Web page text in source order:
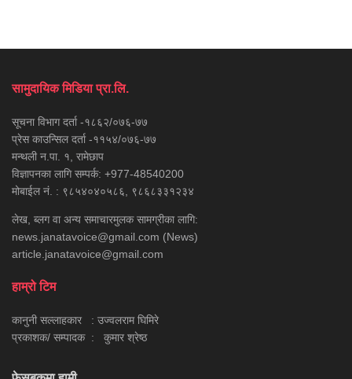
सामुदायिक मिडिया प्रा.लि.
सूचना विभाग दर्ता -१८६२/०७६-७७
प्रेस काउन्सिल दर्ता -११५४/०७६-७७
मन्थली न.पा. १, रामेछाप
विज्ञापनका लागि सम्पर्क: +977-48540200
मोबाईल नं. : ९८५४०४०५८६, ९८६८३३१२३४
लेख, ब्लग वा अन्य समाचारमुलक सामग्रीका लागि:
news.janatavoice@gmail.com (News)
article.janatavoice@gmail.com
हाम्रो टिम
कानुनी सल्लाहकार : उज्वलराम घिमिरे
प्रकाशक/ सम्पादक : कुमार श्रेष्ठ